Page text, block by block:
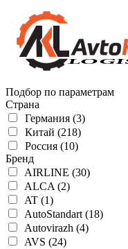
Подбор по параметрам
Страна
Германия (3)
Китай (218)
Россия (10)
Бренд
AIRLINE (30)
ALCA (2)
AT (1)
AutoStandart (18)
Autovirazh (4)
AVS (24)